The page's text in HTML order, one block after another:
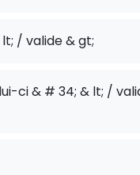
/ valide & gt;
ci & # 34; & lt; /